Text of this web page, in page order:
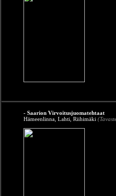
- Saarion Virvoitusjuomatehtaat
Hämeenlinna, Lahti, Riihimäki